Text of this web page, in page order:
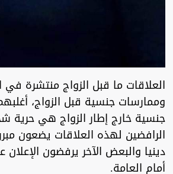
العلاقات ما قبل الزواج منتشرة في
وممارسات جنسية قبل الزواج،
جنسية خارج إطار الزواج هي حرية
الرافضين لهذه العلاقات يضعون
دينيا والبعض الآخر يرفضون الإعلان
أمام العامة.